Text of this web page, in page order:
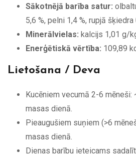
Sākotnējā barība satur:
5,6 %, pelni 1,4 %, rupjā šķiedra
Minerālvielas: kalcijs 1,01 g/
Enerģētiskā vērtība: 109,89
Lietošana / Deva
Kucēniem vecumā 2-6 mēneši:
masas dienā.
Pieaugušiem suņiem (>6
masas dienā.
Dienas barību ieteicams